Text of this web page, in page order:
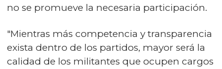
no se promueve la necesaria participación.
"Mientras más competencia y transparencia
exista dentro de los partidos, mayor será la
calidad de los militantes que ocupen cargos